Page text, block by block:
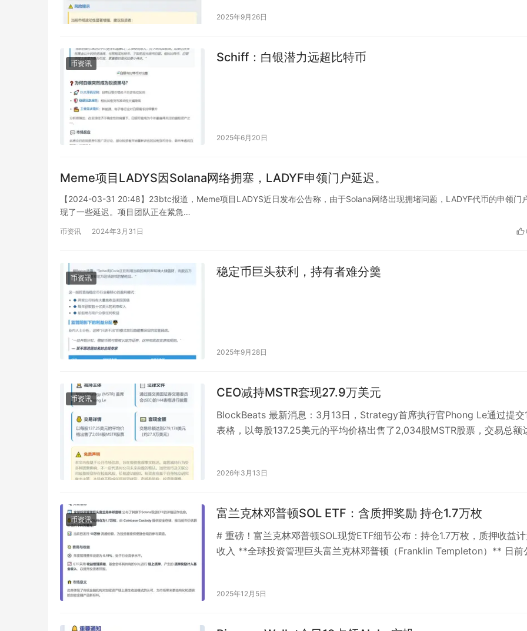
2025年9月26日
币资讯 Schiff：白银潜力远超比特币
2025年6月20日
Meme项目LADYS因Solana网络拥塞，LADYF申领门户延迟。
【2024-03-31 20:48】23btc报道，Meme项目LADYS近日发布公告称，由于Solana网络出现拥堵问题，LADYF代币的申领门
现了一些延迟。项目团队正在紧急…
币资讯 2024年3月31日
币资讯 稳定币巨头获利，持有者难分羹
2025年9月28日
币资讯 CEO减持MSTR套现27.9万美元
BlockBeats 最新消息：3月13日，Strategy首席执行官Phong Le通过提交
表格，以每股137.25美元的平均价格出售了2,034股MSTR股票，交易总额
2026年3月13日
币资讯 富兰克林邓普顿SOL ETF：含质押奖励 持仓1.7万枚
# 重磅！富兰克林邓普顿SOL现货ETF细节公布：持仓1.7万枚，质押收益
收入 **全球投资管理巨头富兰克林邓普顿（Franklin Templeton）** 日前
2025年12月5日